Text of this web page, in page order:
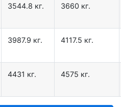
3544.8 кг. 3660 кг.
3987.9 кг. 4117.5 кг.
4431 кг. 4575 кг.